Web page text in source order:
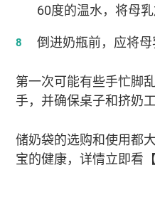
60度的温水，将母
倒进奶瓶前，应将
第一次可能有些手忙脚
手，并确保桌子和挤奶
储奶袋的选购和使用都
宝的健康，详情立即看